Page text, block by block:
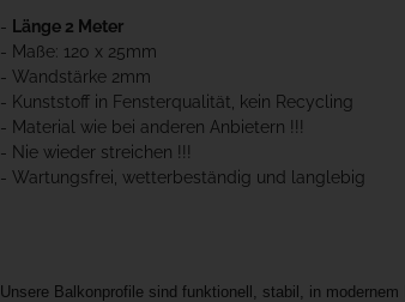
- Länge 2 Meter
- Maße: 120 x 25mm
- Wandstärke 2mm
- Kunststoff in Fensterqualität, kein Recycling
- Material wie bei anderen Anbietern !!!
- Nie wieder streichen !!!
- Wartungsfrei, wetterbeständig und langlebig
Unsere Balkonprofile sind funktionell, stabil, in modernem